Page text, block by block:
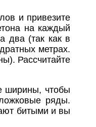
и привезите
на каждый
два (так как в
метрах.
Рассчитайте
ширины, чтобы
ряды.
битыми и вы